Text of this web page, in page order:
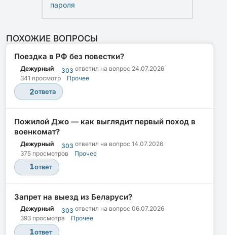
пароля
ПОХОЖИЕ ВОПРОСЫ
Поездка в РФ без повестки?
Дежурный 303 ответил на вопрос 24.07.2026
341 просмотр
Прочее
2ответа
Пожилой Джо — как выглядит первый поход в
военкомат?
Дежурный 303 ответил на вопрос 14.07.2026
375 просмотров
Прочее
1ответ
Запрет на выезд из Беларуси?
Дежурный 303 ответил на вопрос 06.07.2026
393 просмотра
Прочее
1ответ